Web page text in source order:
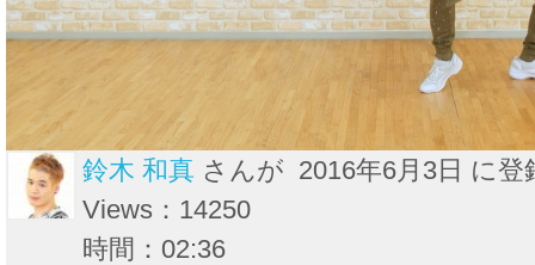
鈴木 和真 さんが 2016年6月3日 に登
Views：14250
時間：02:36